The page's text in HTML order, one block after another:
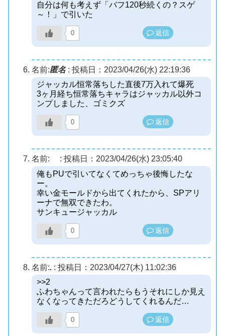
自分は何も考えず「バフ120秒続くの？スゲ
～！」で引いた
0 返信
名前:匿名: 投稿日：2023/04/26(水) 22:19:36
ジャッカル恒常落ちした直後7万入れて爆死
3ヶ月経ち恒常落ちキャラはジャッカル以外コ
ンプしました、ゴミクズ
0 返信
名前: : 投稿日：2023/04/26(水) 23:05:40
俺もPUで引いてなくてめっちゃ後悔したな
ー。
幸い金モールドから出てくれたから、SPアリ
ーナで無双できたわ。
サンキュージャッカル
0 返信
名前:. : 投稿日：2023/04/27(木) 11:02:36
>>2
ふわちゃんって言われたらもうそれにしか見え
なくなってきただろどうしてくれるんだ…
0 返信